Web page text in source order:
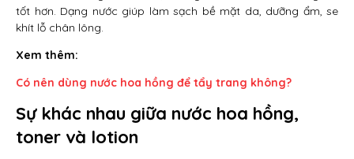
tốt hơn. Dạng nước giúp làm sạch bề mặt da, dưỡng ẩm, se
khít lỗ chân lông.
Xem thêm:
Có nên dùng nước hoa hồng để tẩy trang không?
Sự khác nhau giữa nước hoa hồng,
toner và lotion